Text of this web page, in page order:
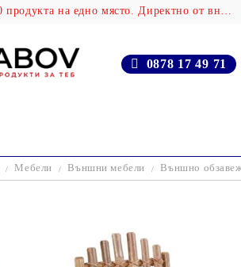
Крабов - Над 100 000 продукта на едно място. Директно от вносителя!
0878 17 49 71
Мебели Външни мебели Външно